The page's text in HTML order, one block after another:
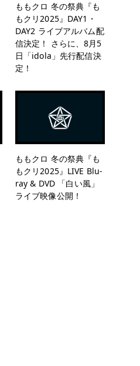
ももクロ 冬の祭典『も
もクリ2025』DAY1・
DAY2 ライブアルバム配
信決定！ さらに、8月5
日「idola」先行配信決
定！
ももクロ 冬の祭典『も
もクリ2025』LIVE Blu-
ray & DVD 「白い風」
ライブ映像公開！